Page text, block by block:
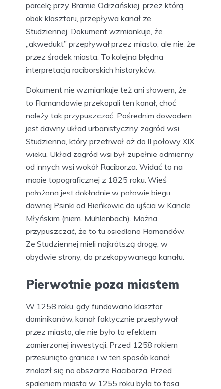
parcelę przy Bramie Odrzańskiej, przez którą,
obok klasztoru, przepływa kanał ze
Studziennej. Dokument wzmiankuje, że
„akwedukt” przepływał przez miasto, ale nie, że
przez środek miasta. To kolejna błędna
interpretacja raciborskich historyków.
Dokument nie wzmiankuje też ani słowem, że
to Flamandowie przekopali ten kanał, choć
należy tak przypuszczać. Pośrednim dowodem
jest dawny układ urbanistyczny zagród wsi
Studzienna, który przetrwał aż do II połowy XIX
wieku. Układ zagród wsi był zupełnie odmienny
od innych wsi wokół Raciborza. Widać to na
mapie topograficznej z 1825 roku. Wieś
położona jest dokładnie w połowie biegu
dawnej Psinki od Bieńkowic do ujścia w Kanale
Młyńskim (niem. Mühlenbach). Można
przypuszczać, że to tu osiedlono Flamandów.
Ze Studziennej mieli najkrótszą drogę, w
obydwie strony, do przekopywanego kanału.
Pierwotnie poza miastem
W 1258 roku, gdy fundowano klasztor
dominikanów, kanał faktycznie przepływał
przez miasto, ale nie było to efektem
zamierzonej inwestycji. Przed 1258 rokiem
przesunięto granice i w ten sposób kanał
znalazł się na obszarze Raciborza. Przed
spaleniem miasta w 1255 roku była to fosa